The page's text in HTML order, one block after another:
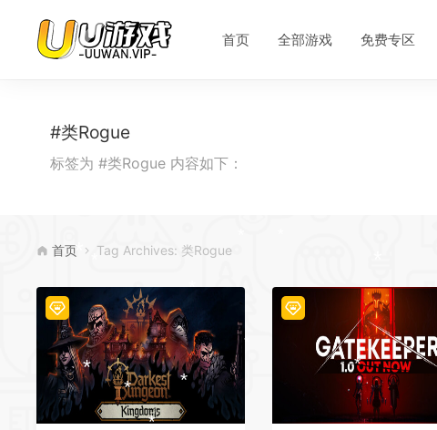
首页 全部游戏 免费专区
#类Rogue
标签为 #类Rogue 内容如下：
首页 Tag Archives: 类Rogue
*
*
*
*
*